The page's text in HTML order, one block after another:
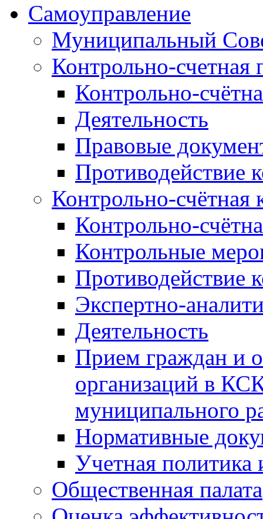
Самоуправление
Муниципальный
Контрольно-счетная
Контрольно-
Деятельность
Правовые
Противодействие
Контрольно-счётная
Контрольно-
Контрольные
Противодействие
Экспертно-
Деятельность
Прием граждан и
организаций в
муниципального
Нормативные
Учетная политика
Общественная палата